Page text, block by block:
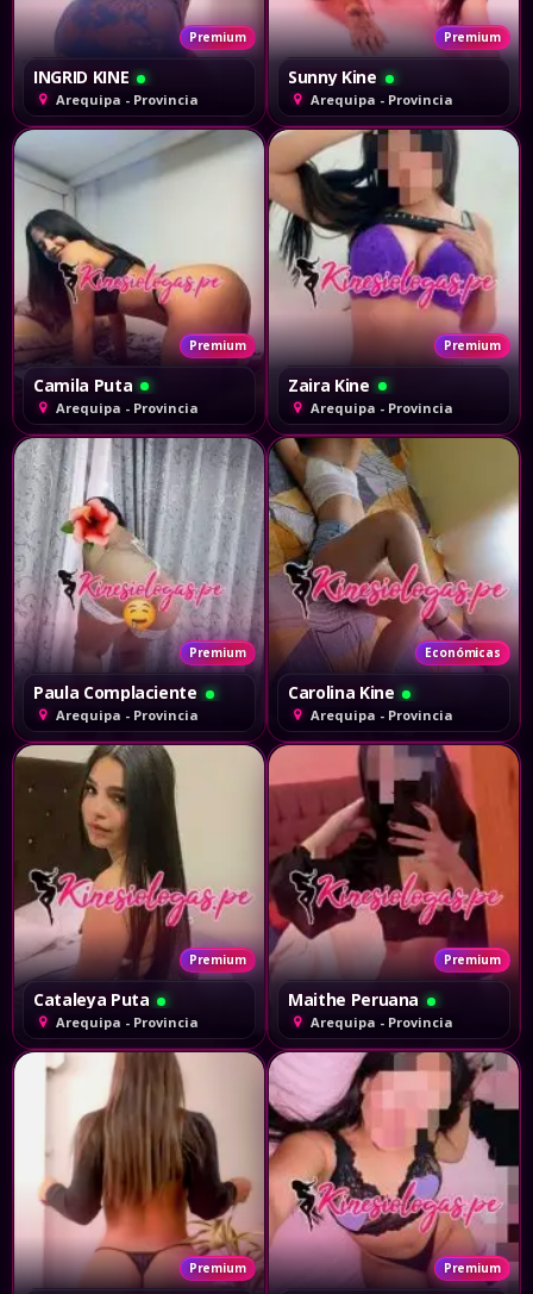
Premium
INGRID KINE
Arequipa - Provincia
Premium
Sunny Kine
Arequipa - Provincia
Premium
Camila Puta
Arequipa - Provincia
Premium
Zaira Kine
Arequipa - Provincia
Premium
Paula Complaciente
Arequipa - Provincia
Económicas
Carolina Kine
Arequipa - Provincia
Premium
Cataleya Puta
Arequipa - Provincia
Premium
Maithe Peruana
Arequipa - Provincia
Premium Premium